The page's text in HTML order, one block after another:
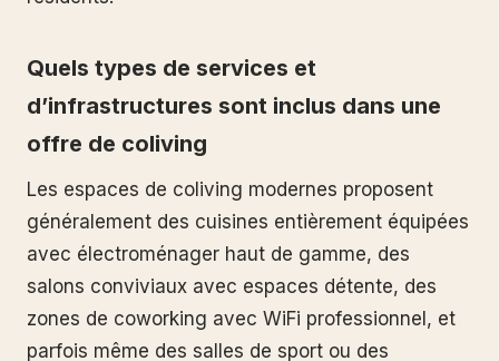
Quels types de services et
d’infrastructures sont inclus dans une
offre de coliving
Les espaces de coliving modernes proposent
généralement des cuisines entièrement équipées
avec électroménager haut de gamme, des
salons conviviaux avec espaces détente, des
zones de coworking avec WiFi professionnel, et
parfois même des salles de sport ou des